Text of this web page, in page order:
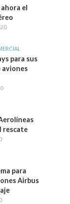
el
para sus
aviones
rescate
para
Airbus